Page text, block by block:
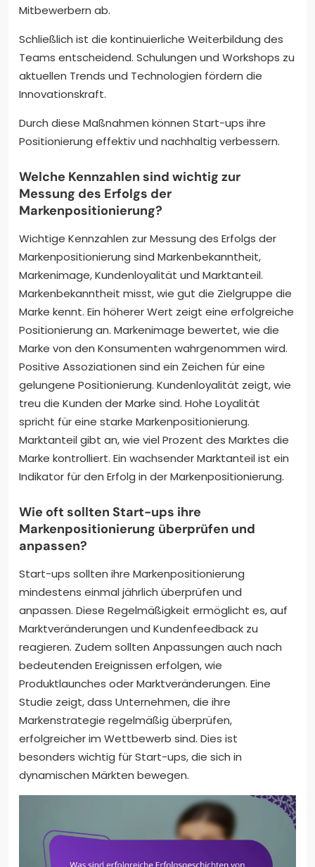
Mitbewerbern ab.
Schließlich ist die kontinuierliche Weiterbildung des
Teams entscheidend. Schulungen und Workshops zu
aktuellen Trends und Technologien fördern die
Innovationskraft.
Durch diese Maßnahmen können Start-ups ihre
Positionierung effektiv und nachhaltig verbessern.
Welche Kennzahlen sind wichtig zur
Messung des Erfolgs der
Markenpositionierung?
Wichtige Kennzahlen zur Messung des Erfolgs der
Markenpositionierung sind Markenbekanntheit,
Markenimage, Kundenloyalität und Marktanteil.
Markenbekanntheit misst, wie gut die Zielgruppe die
Marke kennt. Ein höherer Wert zeigt eine erfolgreiche
Positionierung an. Markenimage bewertet, wie die
Marke von den Konsumenten wahrgenommen wird.
Positive Assoziationen sind ein Zeichen für eine
gelungene Positionierung. Kundenloyalität zeigt, wie
treu die Kunden der Marke sind. Hohe Loyalität
spricht für eine starke Markenpositionierung.
Marktanteil gibt an, wie viel Prozent des Marktes die
Marke kontrolliert. Ein wachsender Marktanteil ist ein
Indikator für den Erfolg in der Markenpositionierung.
Wie oft sollten Start-ups ihre
Markenpositionierung überprüfen und
anpassen?
Start-ups sollten ihre Markenpositionierung
mindestens einmal jährlich überprüfen und
anpassen. Diese Regelmäßigkeit ermöglicht es, auf
Marktveränderungen und Kundenfeedback zu
reagieren. Zudem sollten Anpassungen auch nach
bedeutenden Ereignissen erfolgen, wie
Produktlaunches oder Marktveränderungen. Eine
Studie zeigt, dass Unternehmen, die ihre
Markenstrategie regelmäßig überprüfen,
erfolgreicher im Wettbewerb sind. Dies ist
besonders wichtig für Start-ups, die sich in
dynamischen Märkten bewegen.